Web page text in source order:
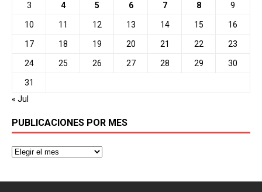
3 4 5 6 7 8 9
10 11 12 13 14 15 16
17 18 19 20 21 22 23
24 25 26 27 28 29 30
31
« Jul
PUBLICACIONES POR MES